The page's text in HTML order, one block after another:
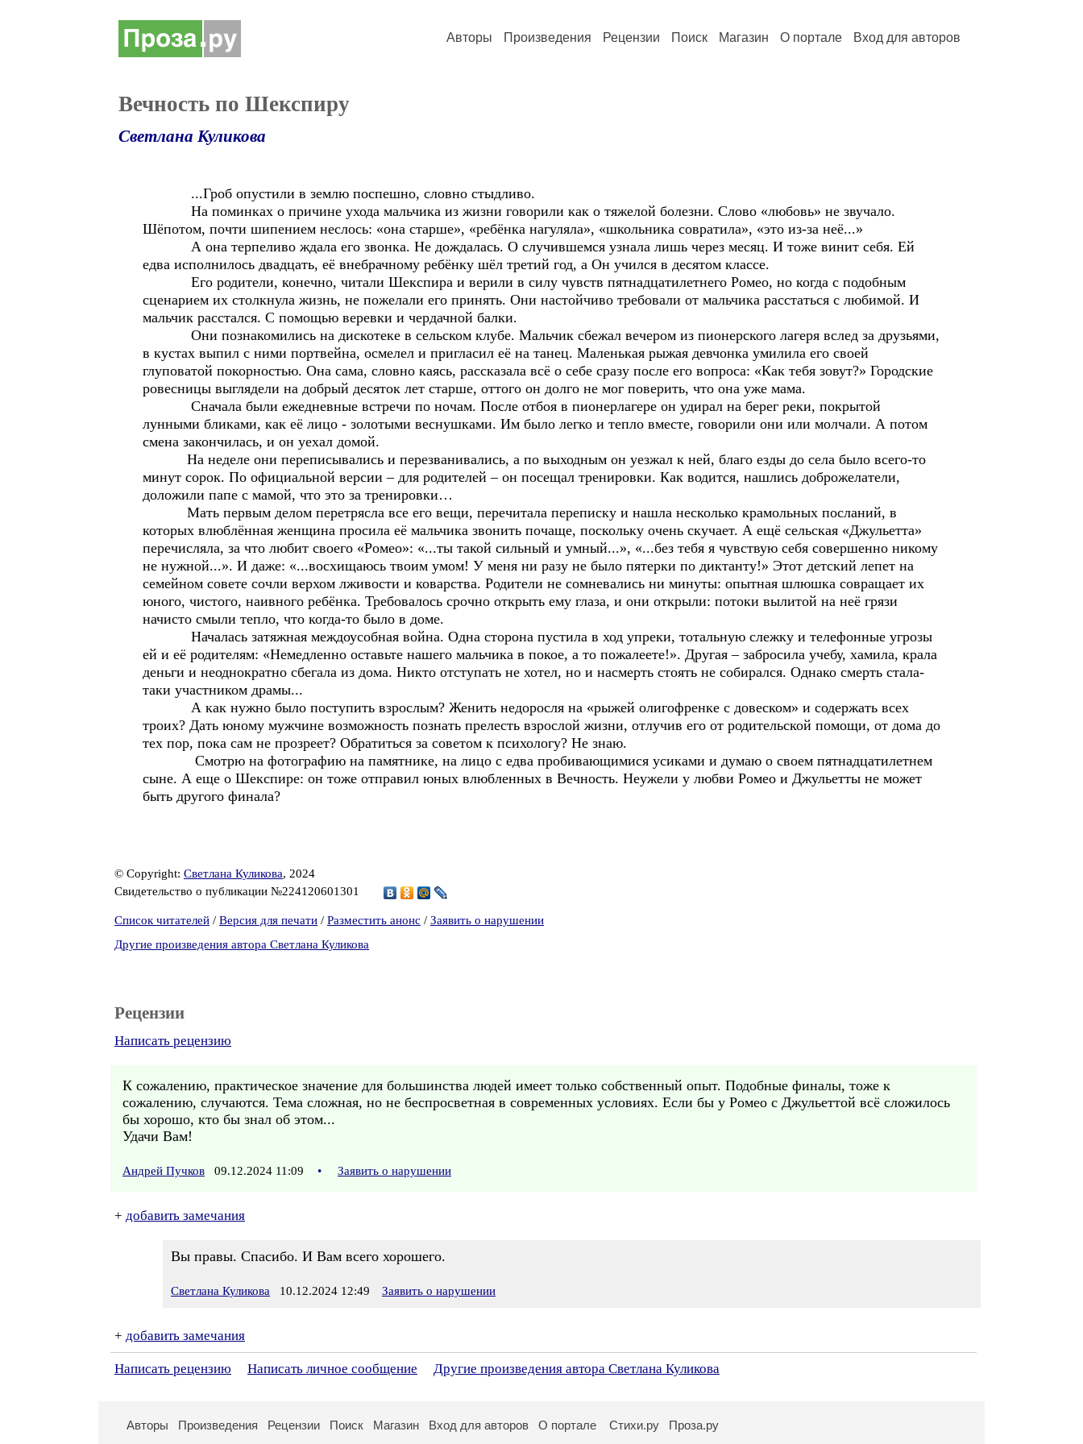
Авторы Произведения Рецензии Поиск Магазин О портале Вход для авторов
Вечность по Шекспиру
Светлана Куликова
...Гроб опустили в землю поспешно, словно стыдливо.
На поминках о причине ухода мальчика из жизни говорили как о тяжелой болезни. Слово «любовь» не звучало.
Шёпотом, почти шипением неслось: «она старше», «ребёнка нагуляла», «школьника совратила», «это из-за неё...»
А она терпеливо ждала его звонка. Не дождалась. О случившемся узнала лишь через месяц. И тоже винит себя. Ей
едва исполнилось двадцать, её внебрачному ребёнку шёл третий год, а Он учился в десятом классе.
Его родители, конечно, читали Шекспира и верили в силу чувств пятнадцатилетнего Ромео, но когда с подобным
сценарием их столкнула жизнь, не пожелали его принять. Они настойчиво требовали от мальчика расстаться с любимой. И
мальчик расстался. С помощью веревки и чердачной балки.
Они познакомились на дискотеке в сельском клубе. Мальчик сбежал вечером из пионерского лагеря вслед за друзьями,
в кустах выпил с ними портвейна, осмелел и пригласил её на танец. Маленькая рыжая девчонка умилила его своей
глуповатой покорностью. Она сама, словно каясь, рассказала всё о себе сразу после его вопроса: «Как тебя зовут?» Городские
ровесницы выглядели на добрый десяток лет старше, оттого он долго не мог поверить, что она уже мама.
Сначала были ежедневные встречи по ночам. После отбоя в пионерлагере он удирал на берег реки, покрытой
лунными бликами, как её лицо - золотыми веснушками. Им было легко и тепло вместе, говорили они или молчали. А потом
смена закончилась, и он уехал домой.
На неделе они переписывались и перезванивались, а по выходным он уезжал к ней, благо езды до села было всего-то
минут сорок. По официальной версии – для родителей – он посещал тренировки. Как водится, нашлись доброжелатели,
доложили папе с мамой, что это за тренировки…
Мать первым делом перетрясла все его вещи, перечитала переписку и нашла несколько крамольных посланий, в
которых влюблённая женщина просила её мальчика звонить почаще, поскольку очень скучает. А ещё сельская «Джульетта»
перечисляла, за что любит своего «Ромео»: «...ты такой сильный и умный...», «...без тебя я чувствую себя совершенно никому
не нужной...». И даже: «...восхищаюсь твоим умом! У меня ни разу не было пятерки по диктанту!» Этот детский лепет на
семейном совете сочли верхом лживости и коварства. Родители не сомневались ни минуты: опытная шлюшка совращает их
юного, чистого, наивного ребёнка. Требовалось срочно открыть ему глаза, и они открыли: потоки вылитой на неё грязи
начисто смыли тепло, что когда-то было в доме.
Началась затяжная междоусобная война. Одна сторона пустила в ход упреки, тотальную слежку и телефонные угрозы
ей и её родителям: «Немедленно оставьте нашего мальчика в покое, а то пожалеете!». Другая – забросила учебу, хамила, крала
деньги и неоднократно сбегала из дома. Никто отступать не хотел, но и насмерть стоять не собирался. Однако смерть стала-
таки участником драмы...
А как нужно было поступить взрослым? Женить недоросля на «рыжей олигофренке с довеском» и содержать всех
троих? Дать юному мужчине возможность познать прелесть взрослой жизни, отлучив его от родительской помощи, от дома до
тех пор, пока сам не прозреет? Обратиться за советом к психологу? Не знаю.
Смотрю на фотографию на памятнике, на лицо с едва пробивающимися усиками и думаю о своем пятнадцатилетнем
сыне. А еще о Шекспире: он тоже отправил юных влюбленных в Вечность. Неужели у любви Ромео и Джульетты не может
быть другого финала?
© Copyright: Светлана Куликова, 2024
Свидетельство о публикации №224120601301
Список читателей / Версия для печати / Разместить анонс / Заявить о нарушении
Другие произведения автора Светлана Куликова
Рецензии
Написать рецензию
К сожалению, практическое значение для большинства людей имеет только собственный опыт. Подобные финалы, тоже к
сожалению, случаются. Тема сложная, но не беспросветная в современных условиях. Если бы у Ромео с Джульеттой всё сложилось
бы хорошо, кто бы знал об этом...
Удачи Вам!
Андрей Пучков 09.12.2024 11:09 • Заявить о нарушении
+ добавить замечания
Вы правы. Спасибо. И Вам всего хорошего.
Светлана Куликова 10.12.2024 12:49 Заявить о нарушении
+ добавить замечания
Написать рецензию Написать личное сообщение Другие произведения автора Светлана Куликова
Авторы Произведения Рецензии Поиск Магазин Вход для авторов О портале Стихи.ру Проза.ру